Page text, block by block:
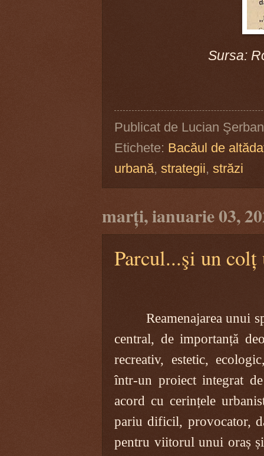
Sursa:
Publicat de Lucian Şerban
Etichete: Bacăul de
urbană, strategii, străzi
marți, ianuarie 03,
Parcul...şi un colț
Reamenajarea unui
central, de importanță
recreativ, estetic,
într-un proiect integrat
acord cu cerințele
pariu dificil, provocator,
pentru viitorul unui oraș